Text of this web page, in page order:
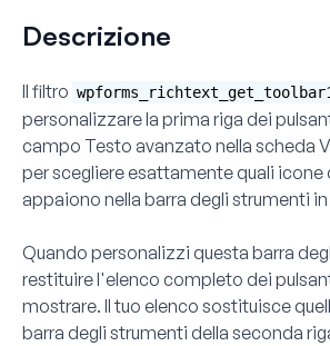
Descrizione
Il filtro
personalizzare la prima riga dei
campo Testo avanzato nella scheda
per scegliere esattamente quali
appaiono nella barra degli strumenti
Quando personalizzi questa barra
restituire l'elenco completo dei
mostrare. Il tuo elenco sostituisce
barra degli strumenti della seconda